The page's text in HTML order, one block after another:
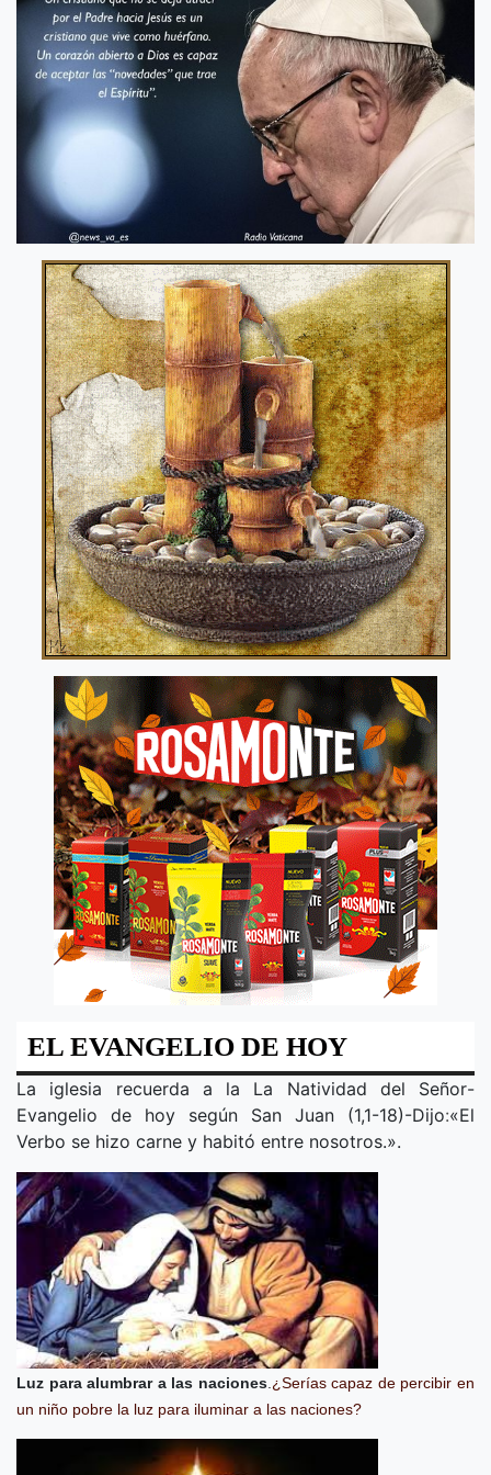
EL EVANGELIO DE HOY
La iglesia recuerda a la La Natividad del Señor-
Evangelio de hoy según San Juan (1,1-18)-Dijo:«El
Verbo se hizo carne y habitó entre nosotros.».
Luz para alumbrar a las naciones. ¿Serías capaz de percibir en
un niño pobre la luz para iluminar a las naciones?